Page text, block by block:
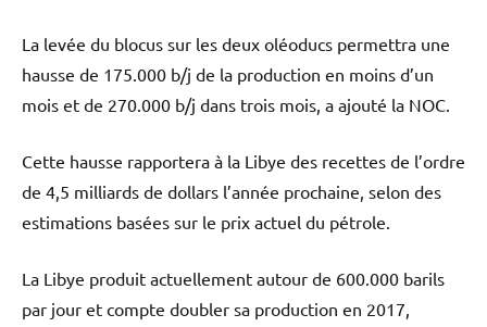
La levée du blocus sur les deux oléoducs permettra une
hausse de 175.000 b/j de la production en moins d’un
mois et de 270.000 b/j dans trois mois, a ajouté la NOC.
Cette hausse rapportera à la Libye des recettes de l’ordre
de 4,5 milliards de dollars l’année prochaine, selon des
estimations basées sur le prix actuel du pétrole.
La Libye produit actuellement autour de 600.000 barils
par jour et compte doubler sa production en 2017,